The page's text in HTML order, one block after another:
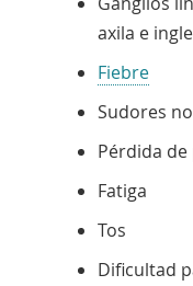
axila e ingle
Fiebre
Sudores
Pérdida de
Fatiga
Tos
Dificultad